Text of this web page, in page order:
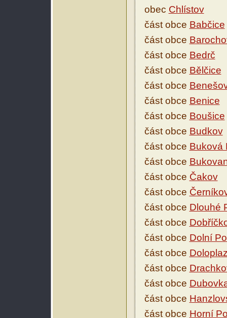
obec Chlístov
část obce Babčice
část obce
část obce Bedrč
část obce Bělčice
část obce
část obce Benice
část obce Boušice
část obce Budkov
část obce Buková
část obce
část obce Čakov
část obce
část obce Dlouhé
část obce
část obce Dolní
část obce
část obce
část obce
část obce
část obce Horní